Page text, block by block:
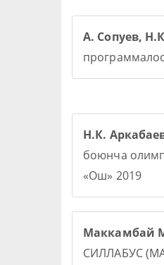
А. Сопуев,
Н.К.
боюнча
«Ош» 2019
Маккамбай
СИЛЛАБУС